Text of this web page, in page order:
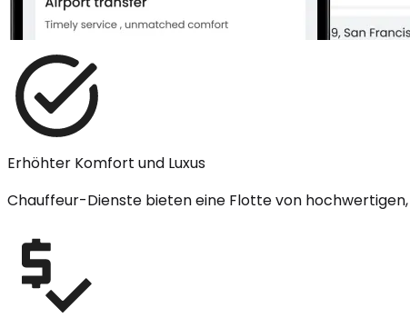
Erhöhter Komfort und Luxus
Chauffeur-Dienste bieten eine Flotte von